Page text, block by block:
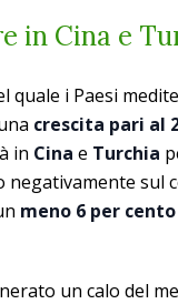
in Cina e
quale i Paesi
crescita pari al
in Cina e Turchia
negativamente sul
meno 6 per
un calo del